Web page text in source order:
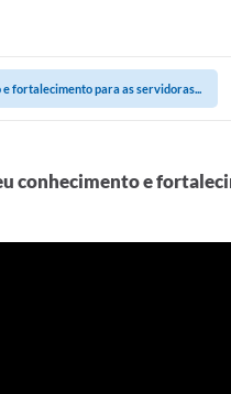
fortalecimento para as servidoras...
conhecimento e